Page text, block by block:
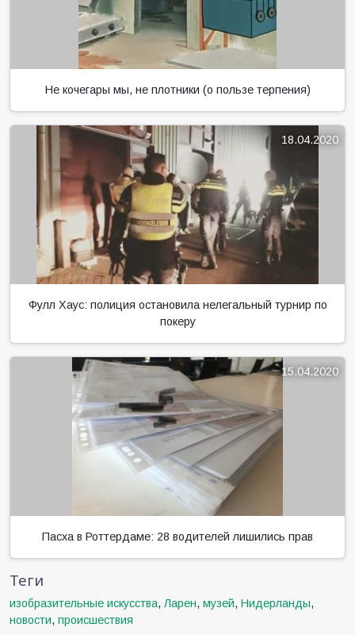
Не кочегары мы, не плотники (о пользе терпения)
18.04.2020
Фулл Хаус: полиция остановила нелегальный турнир по
покеру
15.04.2020
Пасха в Роттердаме: 28 водителей лишились прав
Теги
изобразительные искусства, Ларен, музей, Нидерланды,
новости, происшествия